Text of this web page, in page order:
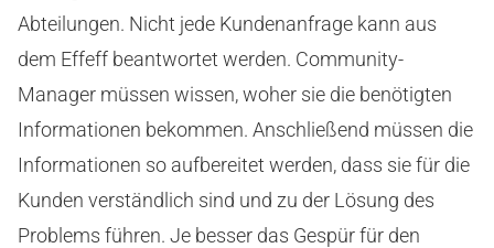
Abteilungen. Nicht jede Kundenanfrage kann aus
dem Effeff beantwortet werden. Community-
Manager müssen wissen, woher sie die benötigten
Informationen bekommen. Anschließend müssen die
Informationen so aufbereitet werden, dass sie für die
Kunden verständlich sind und zu der Lösung des
Problems führen. Je besser das Gespür für den